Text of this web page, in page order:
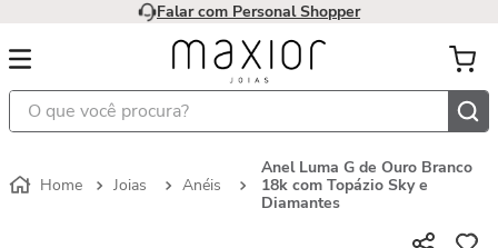
Falar com Personal Shopper
O que você procura?
Joias Anéis
Anel Luma G de Ouro Branco
18k com Topázio Sky e
Diamantes